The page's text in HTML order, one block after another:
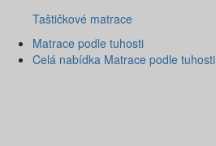
Taštičkové matrace
Matrace podle tuhosti
Celá nabídka Matrace podle tuhosti